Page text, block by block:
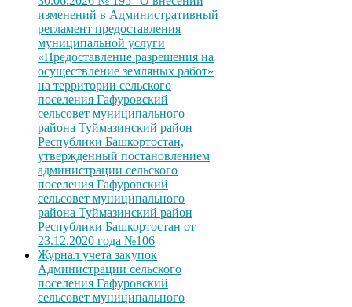
изменений в Административный
регламент предоставления
муниципальной услуги
«Предоставление разрешения на
осуществление земляных работ»
на территории сельского
поселения Гафуровский
сельсовет муниципального
района Туймазинский район
Республики Башкортостан,
утвержденный постановлением
администрации сельского
поселения Гафуровский
сельсовет муниципального
района Туймазинский район
Республики Башкортостан от
23.12.2020 года №106
Журнал учета закупок
Администрации сельского
поселения Гафуровский
сельсовет муниципального